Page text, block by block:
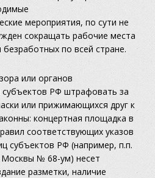
мероприятия, по сути не
сокращать рабочие места
по всей стране.
или органов
субъектов РФ штрафовать за
или прижимающихся друг к
концертная площадка в
соответствующих указов
субъектов РФ (например, п.п.
Москвы № 68-ум) несет
разметки, наличие